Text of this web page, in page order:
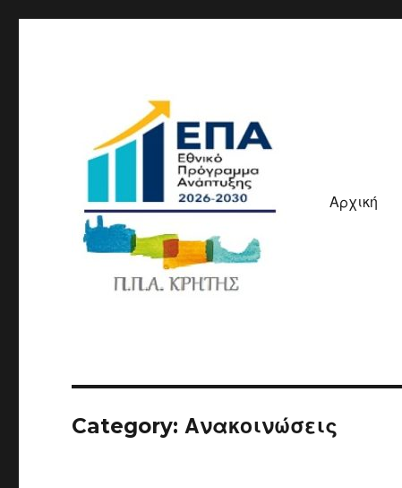
Αρχική
Category:Ανακοινώσεις